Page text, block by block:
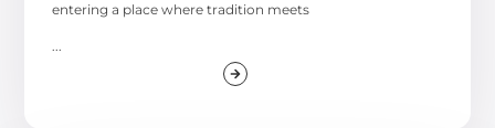
entering a place where tradition meets